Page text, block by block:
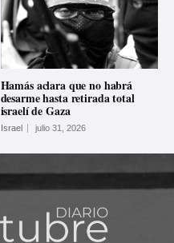
Hamás aclara que no habrá
desarme hasta retirada total
israelí de Gaza
Israel julio 31, 2026